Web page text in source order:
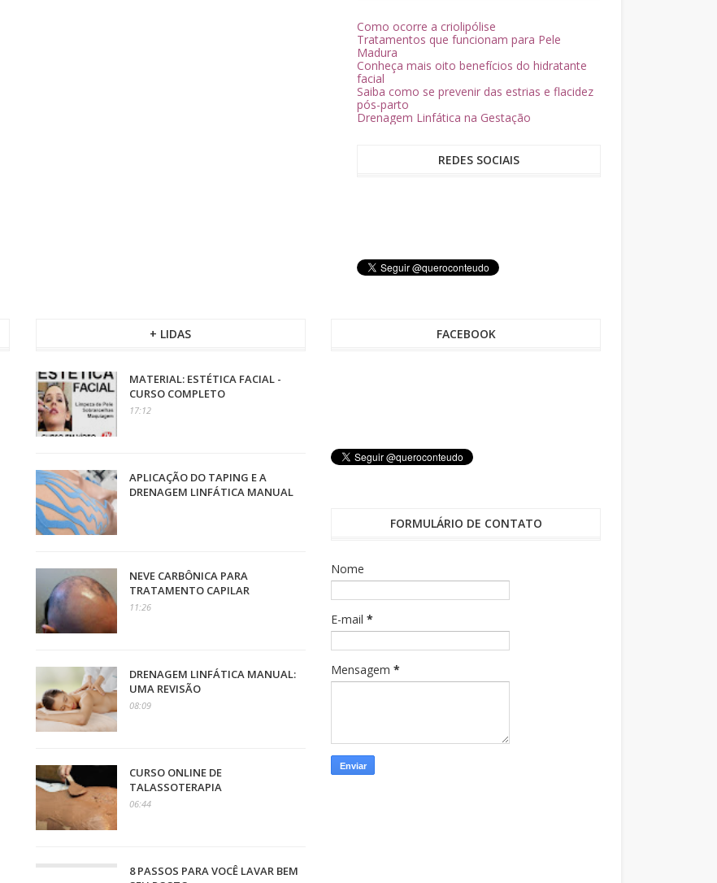
Como ocorre a criolipólise
Tratamentos que funcionam para Pele
Madura
Conheça mais oito benefícios do hidratante
facial
Saiba como se prevenir das estrias e flacidez
pós-parto
Drenagem Linfática na Gestação
REDES SOCIAIS
+ LIDAS
MATERIAL: ESTÉTICA FACIAL -
CURSO COMPLETO
17:12
APLICAÇÃO DO TAPING E A
DRENAGEM LINFÁTICA MANUAL
NEVE CARBÔNICA PARA
TRATAMENTO CAPILAR
11:26
DRENAGEM LINFÁTICA MANUAL:
UMA REVISÃO
08:09
CURSO ONLINE DE
TALASSOTERAPIA
06:44
8 PASSOS PARA VOCÊ LAVAR BEM
FACEBOOK
FORMULÁRIO DE CONTATO
Nome
E-mail*
Mensagem*